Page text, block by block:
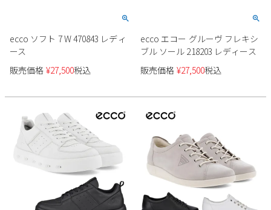
ecco ソフト 7 W 470843 レディ
ース
販売価格 ¥27,500税込
ecco エコー グルーヴ フレキシ
ブル ソール 218203 レディース
販売価格 ¥27,500税込